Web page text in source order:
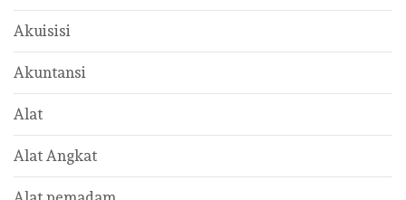
Akuisisi
Akuntansi
Alat
Alat Angkat